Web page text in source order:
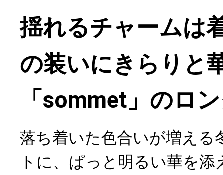
揺れるチャームは
の装いにきらりと
「sommet」のロ
落ち着いた色合いが増える
トに、ぱっと明るい華を